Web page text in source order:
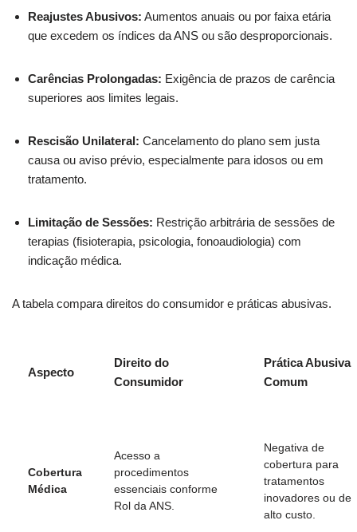
Reajustes Abusivos: Aumentos anuais ou por faixa etária
que excedem os índices da ANS ou são desproporcionais.
Carências Prolongadas: Exigência de prazos de carência
superiores aos limites legais.
Rescisão Unilateral: Cancelamento do plano sem justa
causa ou aviso prévio, especialmente para idosos ou em
tratamento.
Limitação de Sessões: Restrição arbitrária de sessões de
terapias (fisioterapia, psicologia, fonoaudiologia) com
indicação médica.
A tabela compara direitos do consumidor e práticas abusivas.
Aspecto
Direito do
Consumidor
Prática Abusiva
Comum
Cobertura
Médica
Acesso a
procedimentos
essenciais conforme
Rol da ANS.
Negativa de
cobertura para
tratamentos
inovadores ou de
alto custo.